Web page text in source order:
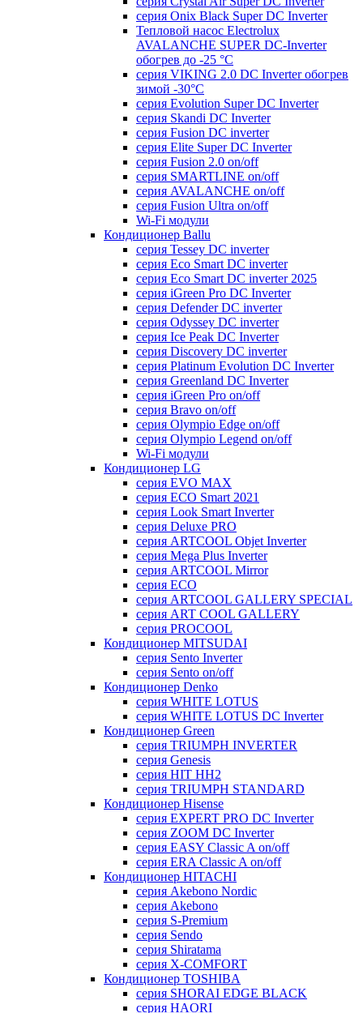
серия Onix Black Super DC Inverter
Тепловой насос Electrolux
AVALANCHE SUPER DC-Inverter
обогрев до -25 °С
серия VIKING 2.0 DC Inverter обогрев
зимой -30°С
серия Evolution Super DC Inverter
серия Skandi DC Inverter
серия Fusion DC inverter
серия Elite Super DC Inverter
серия Fusion 2.0 on/off
серия SMARTLINE on/off
серия AVALANCHE on/off
серия Fusion Ultra on/off
Wi-Fi модули
Кондиционер Ballu
серия Tessey DC inverter
серия Eco Smart DC inverter
серия Eco Smart DC inverter 2025
серия iGreen Pro DC Inverter
серия Defender DC inverter
серия Odyssey DC inverter
серия Ice Peak DС Inverter
cерия Discovery DC inverter
серия Platinum Evolution DC Inverter
серия Greenland DC Inverter
серия iGreen Pro on/off
серия Bravo on/off
серия Olympio Edge on/off
серия Olympio Legend on/off
Wi-Fi модули
Кондиционер LG
серия EVO MAX
серия ECO Smart 2021
серия Look Smart Inverter
серия Deluxe PRO
серия ARTCOOL Objet Inverter
серия Mega Plus Inverter
серия ARTCOOL Mirror
серия ECO
серия ARTCOOL GALLERY SPECIAL
серия ART COOL GALLERY
серия PROCOOL
Кондиционер MITSUDAI
серия Sento Inverter
серия Sento on/off
Кондиционер Denko
серия WHITE LOTUS
серия WHITE LOTUS DC Inverter
Кондиционер Green
серия TRIUMPH INVERTER
серия Genesis
серия HIT HH2
серия TRIUMPH STANDARD
Кондиционер Hisense
серия EXPERT PRO DC Inverter
серия ZOOM DC Inverter
серия EASY Classic A on/off
серия ERA Classic A on/off
Кондиционер HITACHI
cерия Akebono Nordic
серия Akebono
серия S-Premium
серия Sendo
серия Shiratama
серия X-COMFORT
Кондиционер TOSHIBA
серия SHORAI EDGE BLACK
серия HAORI